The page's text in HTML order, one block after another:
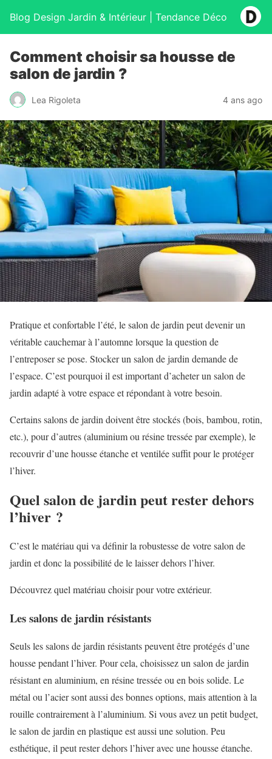
Blog Design Jardin & Intérieur | Tendance Déco
Comment choisir sa housse de
salon de jardin ?
Lea Rigoleta 4 ans ago
Pratique et confortable l’été, le salon de jardin peut devenir un
véritable cauchemar à l’automne lorsque la question de
l’entreposer se pose. Stocker un salon de jardin demande de
l’espace. C’est pourquoi il est important d’acheter un salon de
jardin adapté à votre espace et répondant à votre besoin.
Certains salons de jardin doivent être stockés (bois, bambou, rotin,
etc.), pour d’autres (aluminium ou résine tressée par exemple), le
recouvrir d’une housse étanche et ventilée suffit pour le protéger
l’hiver.
Quel salon de jardin peut rester dehors
l’hiver ?
C’est le matériau qui va définir la robustesse de votre salon de
jardin et donc la possibilité de le laisser dehors l’hiver.
Découvrez quel matériau choisir pour votre extérieur.
Les salons de jardin résistants
Seuls les salons de jardin résistants peuvent être protégés d’une
housse pendant l’hiver. Pour cela, choisissez un salon de jardin
résistant en aluminium, en résine tressée ou en bois solide. Le
métal ou l’acier sont aussi des bonnes options, mais attention à la
rouille contrairement à l’aluminium. Si vous avez un petit budget,
le salon de jardin en plastique est aussi une solution. Peu
esthétique, il peut rester dehors l’hiver avec une housse étanche.